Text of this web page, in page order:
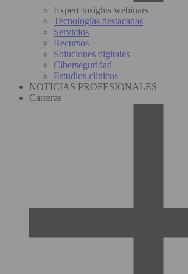
Expert Insights webinars
Tecnologías destacadas
Servicios
Recursos
Soluciones digitales
Ciberseguridad
Estudios clínicos
NOTICIAS PROFESIONALES
Carreras